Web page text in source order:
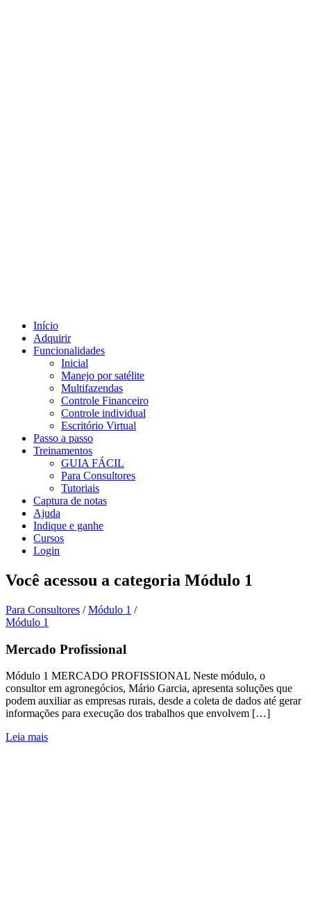
Início
Adquirir
Funcionalidades
Inicial
Manejo por satélite
Multifazendas
Controle Financeiro
Controle individual
Escritório Virtual
Passo a passo
Treinamentos
GUIA FÁCIL
Para Consultores
Tutoriais
Captura de notas
Ajuda
Indique e ganhe
Cursos
Login
Você acessou a categoria Módulo 1
Para Consultores / Módulo 1 /
Módulo 1
Mercado Profissional
Módulo 1 MERCADO PROFISSIONAL Neste módulo, o
consultor em agronegócios, Mário Garcia, apresenta soluções que
podem auxiliar as empresas rurais, desde a coleta de dados até gerar
informações para execução dos trabalhos que envolvem […]
Leia mais